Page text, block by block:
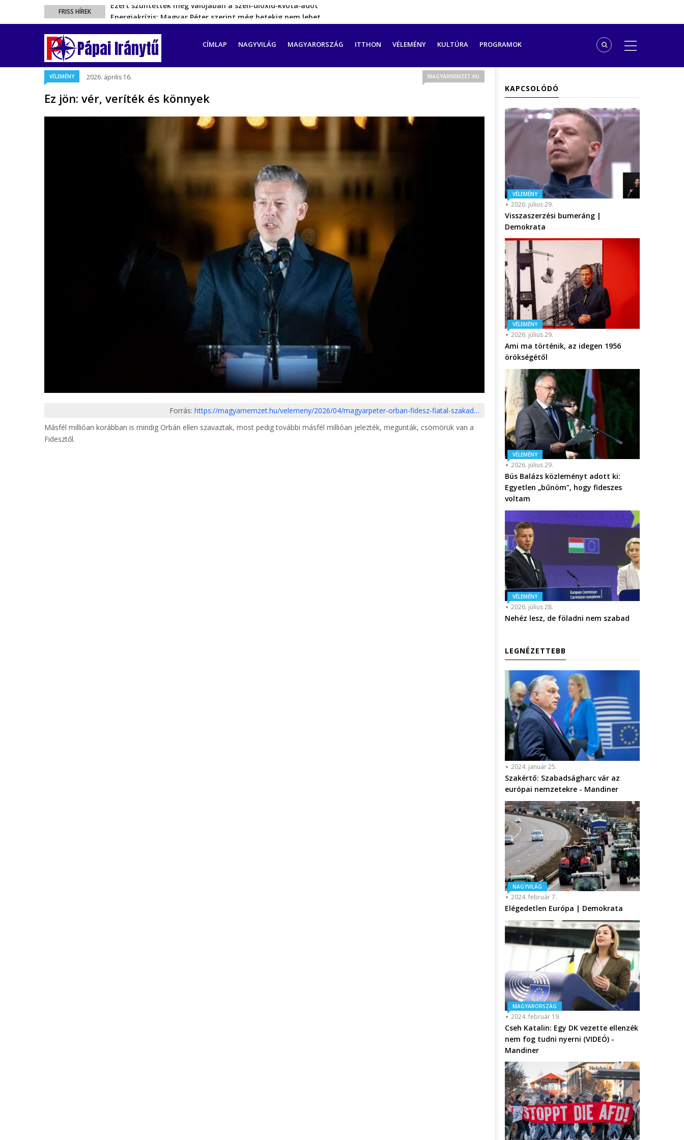
FRISS HÍREK
Energiakrízis: Magyar Péter szerint még hetekig nem lehet…
A spanyol enklávét elárasztják a tengeren érkező migránsok
Rétvári Bence: Magyar Péter gőzerővel hátrál ki a tanároknak tett…
Magyar Péter rendkívüli bejelentést tett, energia-krízishelyzet jöhet…
Ezért szüntették meg valójában a szén‑dioxid‑kvóta‑adót
Pápai Iránytű
FŐ
CÍMLAP NAGYVILÁG MAGYARORSZÁG ITTHON VÉLEMÉNY KULTÚRA PROGRAMOK
VÉLEMÉNY 2026. április 16. MAGYARNEMZET.HU
Ez jön: vér, veríték és könnyek
Forrás: https://magyarnemzet.hu/velemeny/2026/04/magyarpeter-orban-fidesz-fiatal-szakad…
Másfél millióan korábban is mindig Orbán ellen szavaztak, most pedig további másfél millióan jelezték, megunták, csömörük van a
Fidesztől.
KAPCSOLÓDÓ
VÉLEMÉNY
2026. július 29.
Visszaszerzési bumeráng |
Demokrata
VÉLEMÉNY
2026. július 29.
Ami ma történik, az idegen 1956
örökségétől
VÉLEMÉNY
2026. július 29.
Bús Balázs közleményt adott ki:
Egyetlen „bűnöm”, hogy fideszes
voltam
VÉLEMÉNY
2026. július 28.
Nehéz lesz, de föladni nem szabad
LEGNÉZETTEBB
2024. január 25.
Szakértő: Szabadságharc vár az
európai nemzetekre - Mandiner
NAGYVILÁG
2024. február 7.
Elégedetlen Európa | Demokrata
MAGYARORSZÁG
2024. február 19.
Cseh Katalin: Egy DK vezette ellenzék
nem fog tudni nyerni (VIDEÓ) -
Mandiner